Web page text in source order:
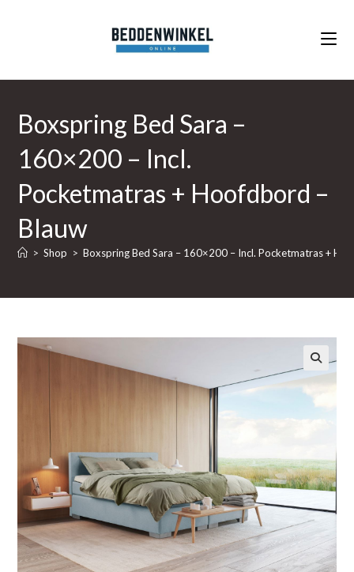
Boxspring Bed Sara –
160×200 – Incl.
Pocketmatras + Hoofdbord –
Blauw
> Shop > Boxspring Bed Sara – 160×200 – Incl. Pocketmatras +
🔍